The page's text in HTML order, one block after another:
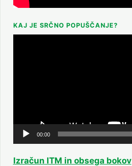
KAJ JE SRČNO POPUŠČANJE?
00:00
Izračun ITM in obsega bokov